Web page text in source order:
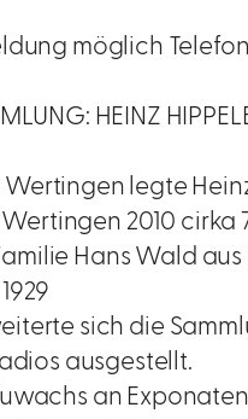
möglich
HEINZ
legte
2010 cirka
Hans Wald
sich die
ausgestellt.
an